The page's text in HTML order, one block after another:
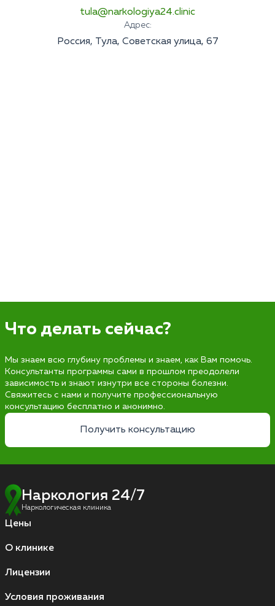
tula@narkologiya24.clinic
Адрес:
Россия, Тула, Советская улица, 67
Что делать сейчас?
Мы знаем всю глубину проблемы и знаем, как Вам помочь.
Консультанты программы сами в прошлом преодолели
зависимость и знают изнутри все стороны болезни.
Свяжитесь с нами и получите профессиональную
консультацию бесплатно и анонимно.
Получить консультацию
Наркология 24/7
Наркологическая клиника
Цены
О клинике
Лицензии
Условия проживания